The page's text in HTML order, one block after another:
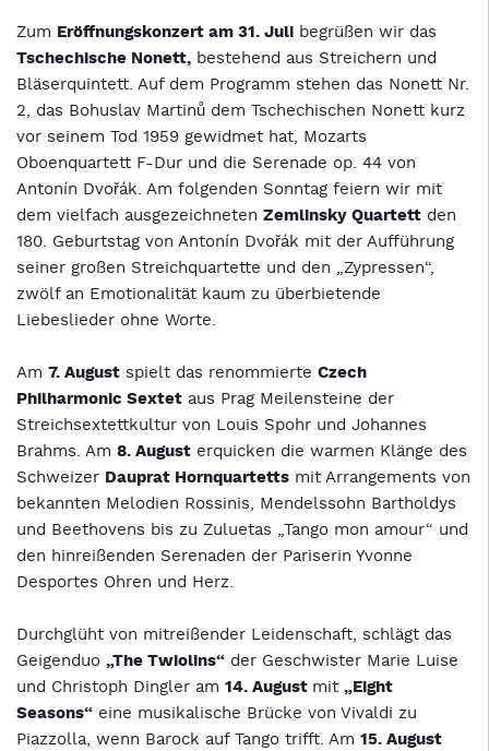
Zum Eröffnungskonzert am 31. Juli begrüßen wir das
Tschechische Nonett, bestehend aus Streichern und
Bläserquintett. Auf dem Programm stehen das Nonett Nr.
2, das Bohuslav Martinů dem Tschechischen Nonett kurz
vor seinem Tod 1959 gewidmet hat, Mozarts
Oboenquartett F-Dur und die Serenade op. 44 von
Antonín Dvořák. Am folgenden Sonntag feiern wir mit
dem vielfach ausgezeichneten Zemlinsky Quartett den
180. Geburtstag von Antonín Dvořák mit der Aufführung
seiner großen Streichquartette und den „Zypressen“,
zwölf an Emotionalität kaum zu überbietende
Liebeslieder ohne Worte.
Am 7. August spielt das renommierte Czech
Philharmonic Sextet aus Prag Meilensteine der
Streichsextettkultur von Louis Spohr und Johannes
Brahms. Am 8. August erquicken die warmen Klänge des
Schweizer Dauprat Hornquartetts mit Arrangements von
bekannten Melodien Rossinis, Mendelssohn Bartholdys
und Beethovens bis zu Zuluetas „Tango mon amour“ und
den hinreißenden Serenaden der Pariserin Yvonne
Desportes Ohren und Herz.
Durchglüht von mitreißender Leidenschaft, schlägt das
Geigenduo „The Twiolins“ der Geschwister Marie Luise
und Christoph Dingler am 14. August mit „Eight
Seasons“ eine musikalische Brücke von Vivaldi zu
Piazzolla, wenn Barock auf Tango trifft. Am 15. August